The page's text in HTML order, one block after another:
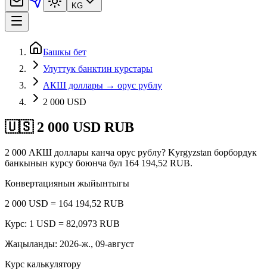
KG
Башкы бет
Улуттук банктин курстары
АКШ доллары → орус рублу
2 000 USD
🇺🇸 2 000 USD RUB
2 000 АКШ доллары канча орус рублу? Kyrgyzstan борбордук
банкынын курсу боюнча бул 164 194,52 RUB.
Конвертациянын жыйынтыгы
2 000 USD = 164 194,52 RUB
Курс: 1 USD = 82,0973 RUB
Жаңыланды: 2026-ж., 09-август
Курс калькулятору